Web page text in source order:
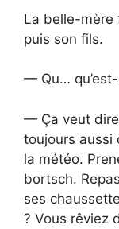
La belle-mère
puis son fils.
— Qu…
— Ça veut
toujours aussi
la météo.
bortsch.
ses
? Vous rêviez